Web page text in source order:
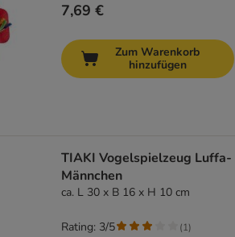
7,69 €
Zum Warenkorb
hinzufügen
TIAKI Vogelspielzeug Luffa-
Männchen
ca. L 30 x B 16 x H 10 cm
Rating: 3/5 (1)